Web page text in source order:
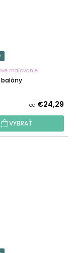
maľovanie
balóny
od €24,29
VYBRAŤ